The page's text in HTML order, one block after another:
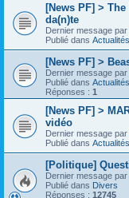
[News PF] >
da(n)te
Dernier message par
Publié dans Actualités
[News PF] >
Dernier message par
Publié dans Actualités
Réponses : 1
[News PF] >
vidéo
Dernier message par
Publié dans Actualités
[Politique]
Dernier message par
Publié dans Divers
Réponses : 12745